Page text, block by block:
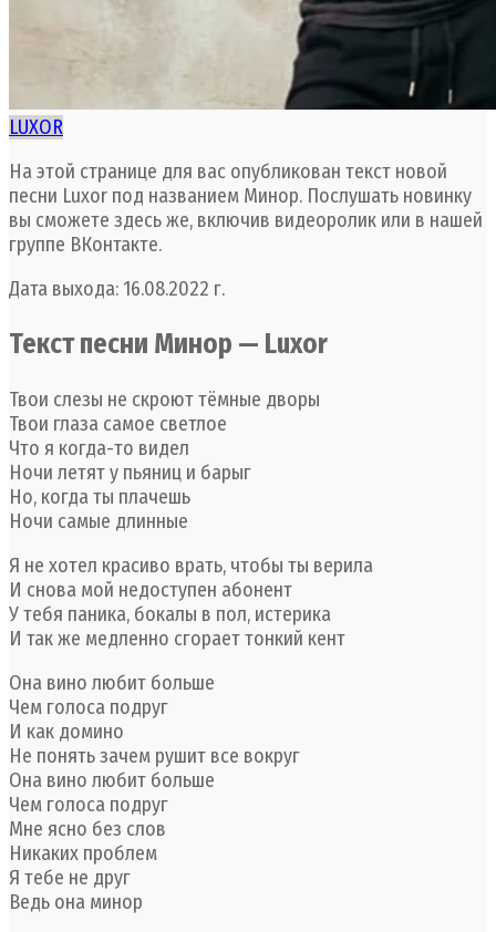
LUXOR
На этой странице для вас опубликован текст новой
песни Luxor под названием Минор. Послушать новинку
вы сможете здесь же, включив видеоролик или в нашей
группе ВКонтакте.
Дата выхода: 16.08.2022 г.
Текст песни Минор — Luxor
Твои слезы не скроют тёмные дворы
Твои глаза самое светлое
Что я когда-то видел
Ночи летят у пьяниц и барыг
Но, когда ты плачешь
Ночи самые длинные
Я не хотел красиво врать, чтобы ты верила
И снова мой недоступен абонент
У тебя паника, бокалы в пол, истерика
И так же медленно сгорает тонкий кент
Она вино любит больше
Чем голоса подруг
И как домино
Не понять зачем рушит все вокруг
Она вино любит больше
Чем голоса подруг
Мне ясно без слов
Никаких проблем
Я тебе не друг
Ведь она минор